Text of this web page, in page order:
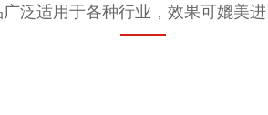
广泛适用于各种行业，效果可媲美